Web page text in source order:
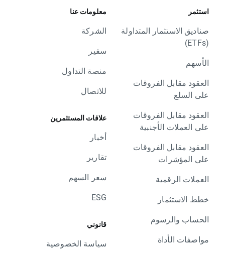
استثمر
صناديق الاستثمار المتداولة
(ETFs)
الأسهم
العقود مقابل الفروقات
على السلع
العقود مقابل الفروقات
على العملات الأجنبية
العقود مقابل الفروقات
على المؤشرات
العملات الرقمية
خطط الاستثمار
الحساب والرسوم
مواصفات الأداة
معلومات عنا
الشركة
سفير
منصة التداول
للاتصال
علاقات المستثمرين
أخبار
تقارير
سعر السهم
ESG
قانوني
سياسة الخصوصية